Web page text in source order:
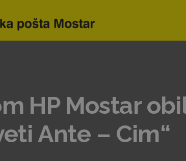
HP Mostar
Ante – Cim“